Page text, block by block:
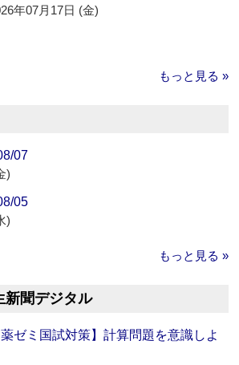
年07月17日 (金)
もっと見る »
07
)
05
)
もっと見る »
新聞デジタル
薬ゼミ国試対策】計算問題を意識しよ